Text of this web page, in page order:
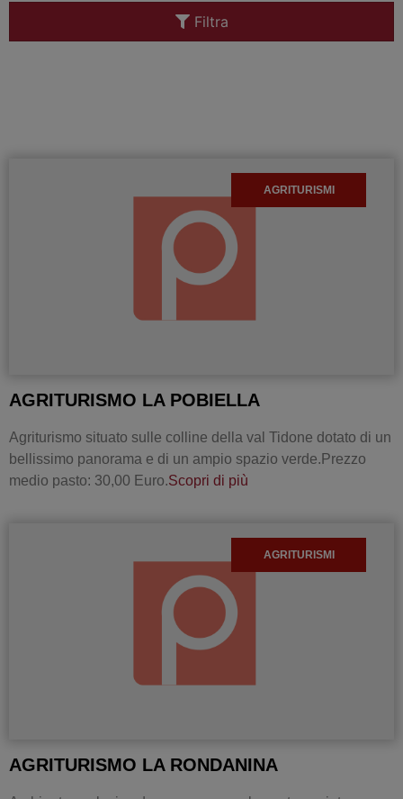
Filtra
AGRITURISMI
AGRITURISMO LA POBIELLA
Agriturismo situato sulle colline della val Tidone dotato di un
bellissimo panorama e di un ampio spazio verde.Prezzo
medio pasto: 30,00 Euro.Scopri di più
AGRITURISMI
AGRITURISMO LA RONDANINA